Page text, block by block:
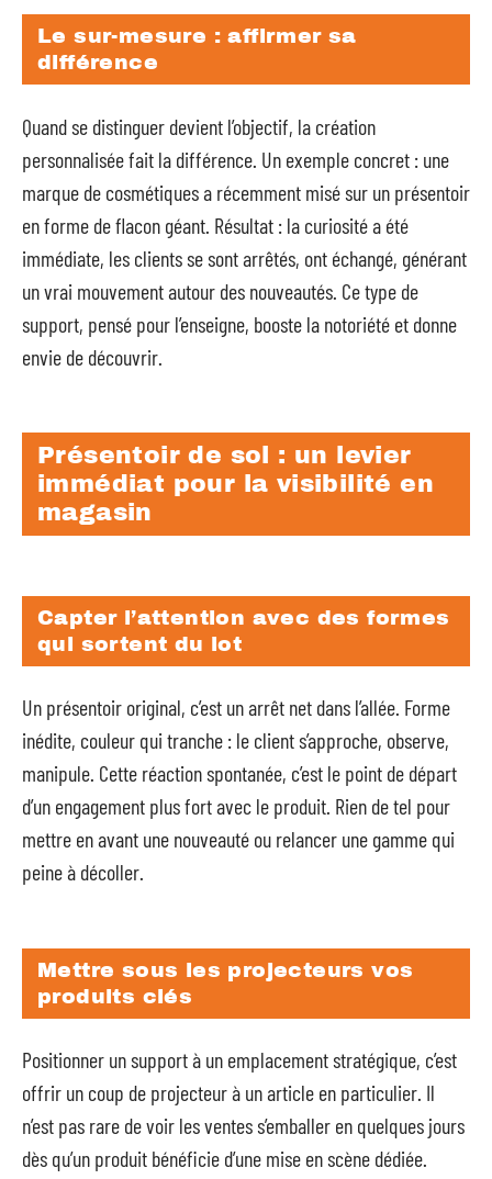
Le sur-mesure : affirmer sa
différence
Quand se distinguer devient l’objectif, la création
personnalisée fait la différence. Un exemple concret : une
marque de cosmétiques a récemment misé sur un présentoir
en forme de flacon géant. Résultat : la curiosité a été
immédiate, les clients se sont arrêtés, ont échangé, générant
un vrai mouvement autour des nouveautés. Ce type de
support, pensé pour l’enseigne, booste la notoriété et donne
envie de découvrir.
Présentoir de sol : un levier
immédiat pour la visibilité en
magasin
Capter l’attention avec des formes
qui sortent du lot
Un présentoir original, c’est un arrêt net dans l’allée. Forme
inédite, couleur qui tranche : le client s’approche, observe,
manipule. Cette réaction spontanée, c’est le point de départ
d’un engagement plus fort avec le produit. Rien de tel pour
mettre en avant une nouveauté ou relancer une gamme qui
peine à décoller.
Mettre sous les projecteurs vos
produits clés
Positionner un support à un emplacement stratégique, c’est
offrir un coup de projecteur à un article en particulier. Il
n’est pas rare de voir les ventes s’emballer en quelques jours
dès qu’un produit bénéficie d’une mise en scène dédiée.